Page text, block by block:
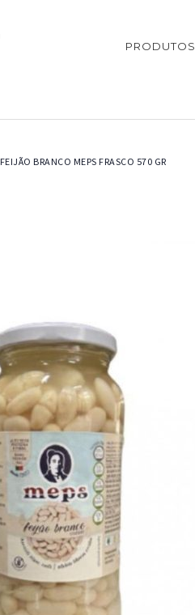
PRODUTOS
FEIJÃO BRANCO MEPS FRASCO 570 GR